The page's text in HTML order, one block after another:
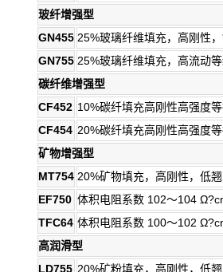
玻纤增强型
GN455 25%玻璃纤维填充，高刚性，
GN755 25%玻璃纤维填充，高流动
碳纤维增强型
CF452 10%碳纤填充高刚性高强度等
CF454 20%碳纤填充高刚性高强度等
矿物增强型
MT754 20%矿物填充，高刚性，低翘
EF750 体积电阻系数 102～104
TFC64 体积电阻系数 100～102
高润滑型
LD755 20%矿粉填充，高刚性，低翘